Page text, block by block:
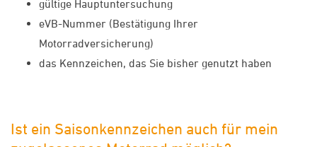
gültige Hauptuntersuchung
eVB-Nummer (Bestätigung Ihrer
Motorradversicherung)
das Kennzeichen, das Sie bisher genutzt haben
Ist ein Saisonkennzeichen auch für mein